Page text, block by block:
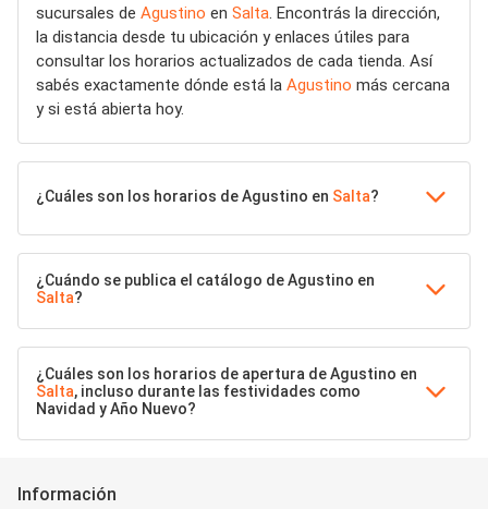
sucursales de Agustino en Salta. Encontrás la dirección,
la distancia desde tu ubicación y enlaces útiles para
consultar los horarios actualizados de cada tienda. Así
sabés exactamente dónde está la Agustino más cercana
y si está abierta hoy.
¿Cuáles son los horarios de Agustino en Salta?
¿Cuándo se publica el catálogo de Agustino en
Salta?
¿Cuáles son los horarios de apertura de Agustino en
Salta, incluso durante las festividades como
Navidad y Año Nuevo?
Información